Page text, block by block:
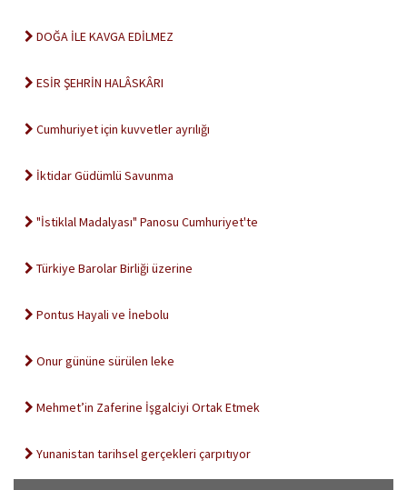
DOĞA İLE KAVGA EDİLMEZ
ESİR ŞEHRİN HALÂSKÂRI
Cumhuriyet için kuvvetler ayrılığı
İktidar Güdümlü Savunma
"İstiklal Madalyası" Panosu Cumhuriyet'te
Türkiye Barolar Birliği üzerine
Pontus Hayali ve İnebolu
Onur gününe sürülen leke
Mehmet’in Zaferine İşgalciyi Ortak Etmek
Yunanistan tarihsel gerçekleri çarpıtıyor